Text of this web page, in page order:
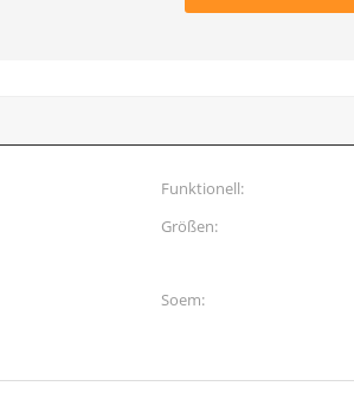
Funktionell:
Größen:
Soem: